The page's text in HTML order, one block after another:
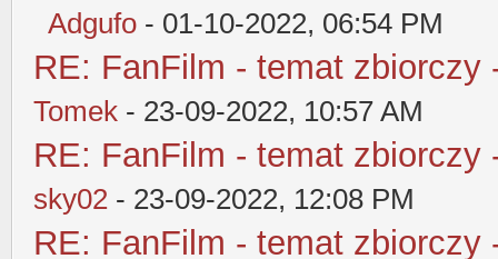
Adgufo - 01-10-2022, 06:54 PM
RE: FanFilm - temat zbiorczy
Tomek - 23-09-2022, 10:57 AM
RE: FanFilm - temat zbiorczy
sky02 - 23-09-2022, 12:08 PM
RE: FanFilm - temat zbiorczy